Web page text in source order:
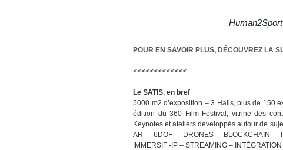
POUR EN SAVOIR PLUS, DÉCOUVREZ LA
<<<<<<<<<<<<<
Le SATIS, en bref
5000 m2 d’exposition – 3 Halls, plus de 150
édition du 360 Film Festival, vitrine des
Keynotes et ateliers développés autour de
AR – 6DOF – DRONES – BLOCKCHAIN –
IMMERSIF -IP – STREAMING –